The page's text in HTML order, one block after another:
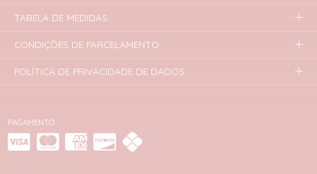
PAGAMENTO
TABELA DE MEDIDAS
CONDIÇÕES DE PARCELAMENTO
POLÍTICA DE PRIVACIDADE DE DADOS